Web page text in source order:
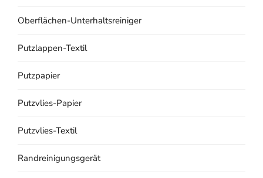
Oberflächen-Unterhaltsreiniger
Putzlappen-Textil
Putzpapier
Putzvlies-Papier
Putzvlies-Textil
Randreinigungsgerät